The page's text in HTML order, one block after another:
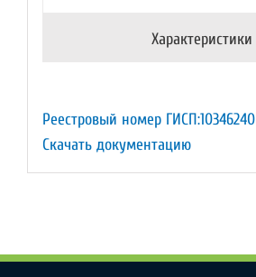
Характеристики
Реестровый номер ГИСП:10346240
Скачать документацию